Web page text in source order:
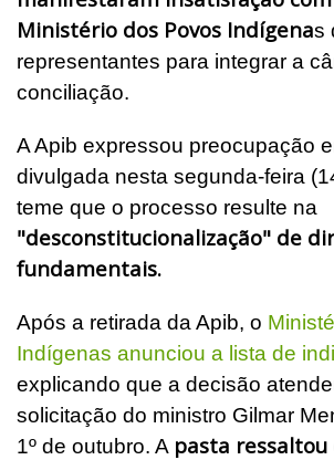
Ministério dos Povos Indígenas
representantes para integrar a
conciliação.
A Apib expressou preocupação
divulgada nesta segunda-feira
teme que o processo resulte na
"desconstitucionalização" de
fundamentais.
Após a retirada da Apib, o
Indígenas anunciou a lista de
explicando que a decisão
solicitação do ministro Gilmar
1º de outubro. A pasta